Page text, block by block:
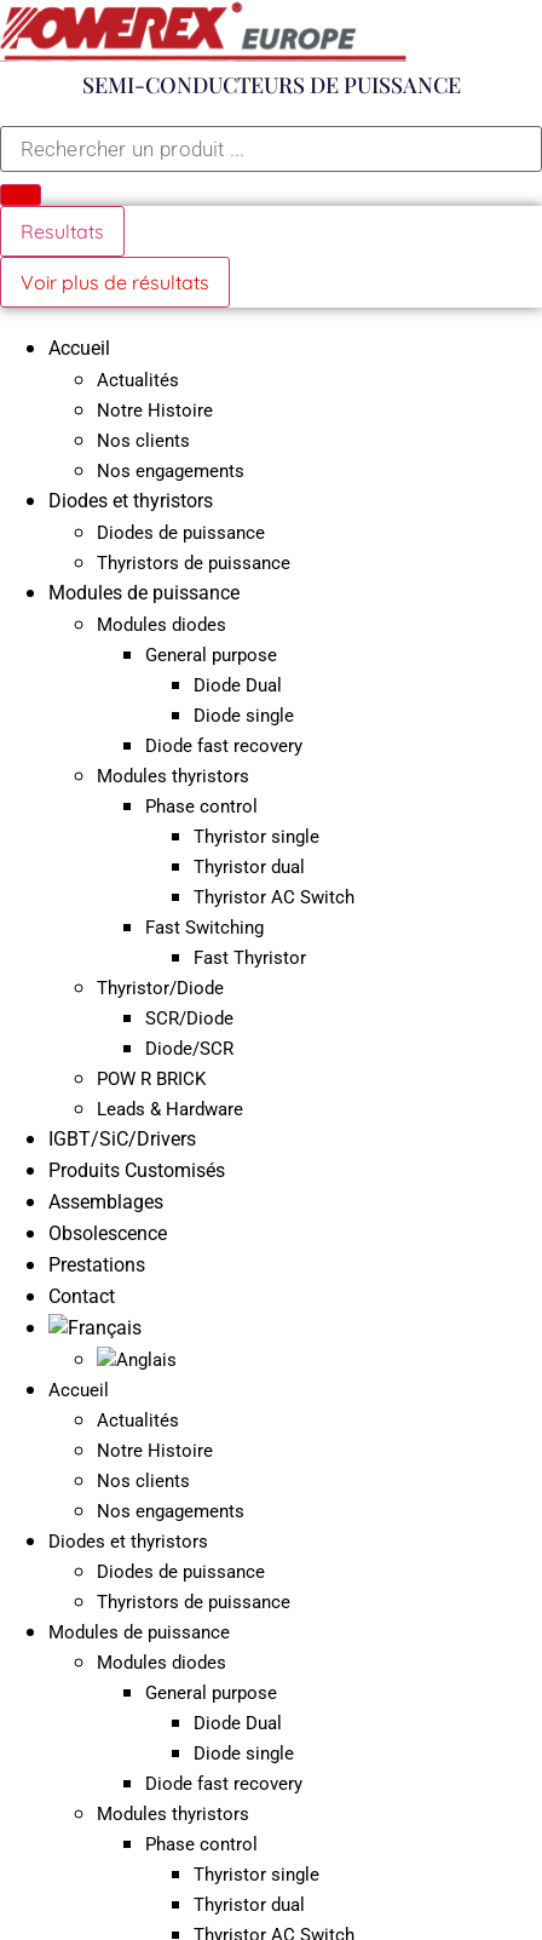
Aller
au
SEMI-CONDUCTEURS DE PUISSANCE
Search
Resultats
Voir plus de résultats
Accueil
Actualités
Notre Histoire
Nos clients
Nos engagements
Diodes et thyristors
Diodes de puissance
Thyristors de puissance
Modules de puissance
Modules diodes
General purpose
Diode Dual
Diode single
Diode fast recovery
Modules thyristors
Phase control
Thyristor single
Thyristor dual
Thyristor AC Switch
Fast Switching
Fast Thyristor
Thyristor/Diode
SCR/Diode
Diode/SCR
POW R BRICK
Leads & Hardware
IGBT/SiC/Drivers
Produits Customisés
Assemblages
Obsolescence
Prestations
Contact
Accueil
Actualités
Notre Histoire
Nos clients
Nos engagements
Diodes et thyristors
Diodes de puissance
Thyristors de puissance
Modules de puissance
Modules diodes
General purpose
Diode Dual
Diode single
Diode fast recovery
Modules thyristors
Phase control
Thyristor single
Thyristor dual
Thyristor AC Switch